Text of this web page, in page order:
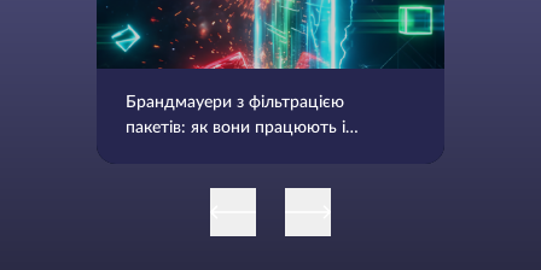
Брандмауери з фільтрацією
пакетів: як вони працюють і